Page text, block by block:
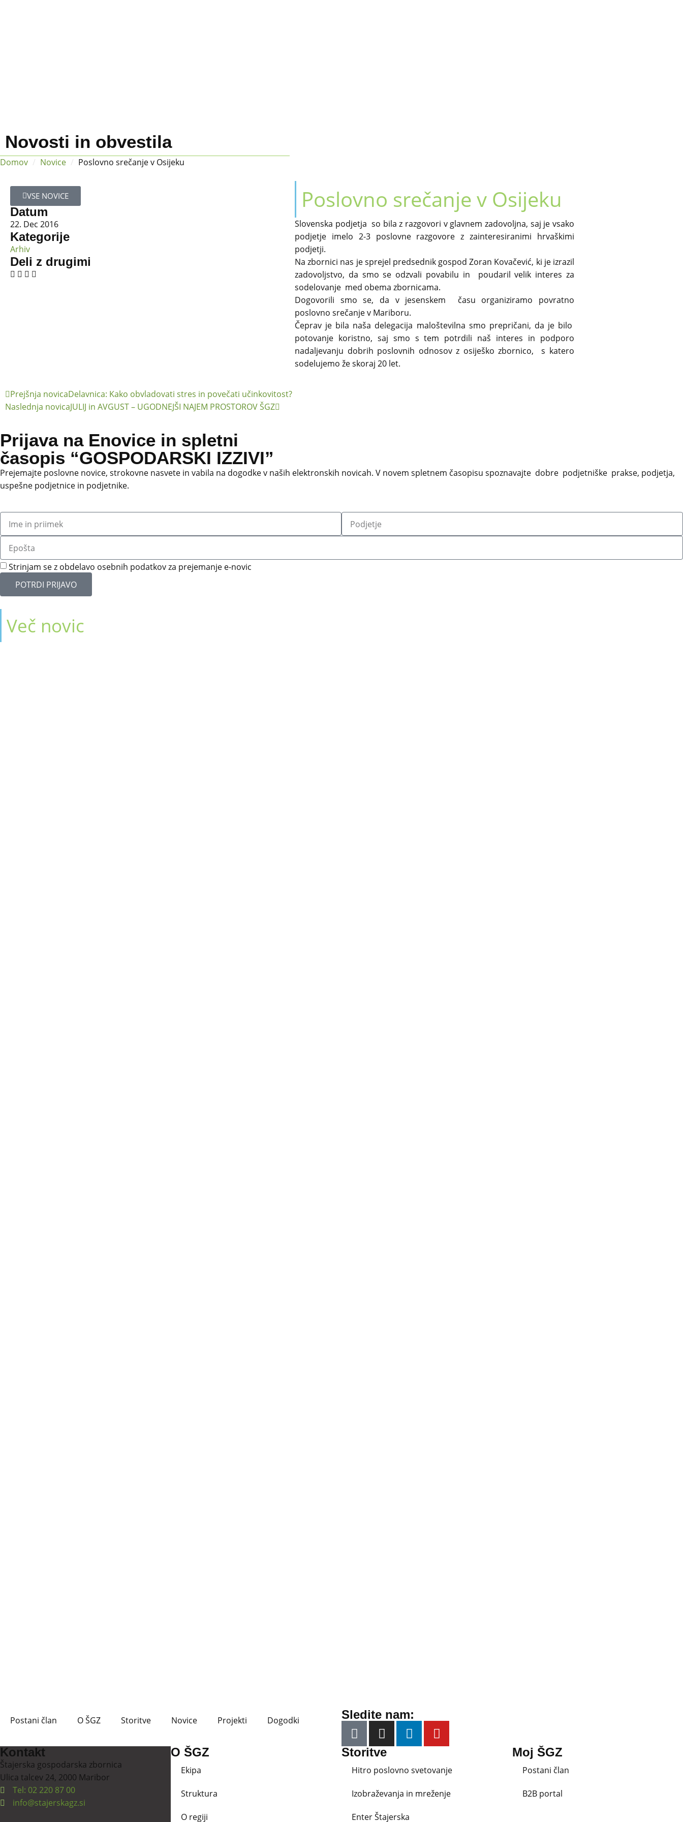
Novosti in obvestila
Domov / Novice / Poslovno srečanje v Osijeku
VSE NOVICE
Datum
22. Dec 2016
Kategorije
Arhiv
Deli z drugimi
Poslovno srečanje v Osijeku
Slovenska podjetja so bila z razgovori v glavnem zadovoljna, saj je vsako
podjetje imelo 2-3 poslovne razgovore z zainteresiranimi hrvaškimi
podjetji.
Na zbornici nas je sprejel predsednik gospod Zoran Kovačević, ki je izrazil
zadovoljstvo, da smo se odzvali povabilu in poudaril velik interes za
sodelovanje med obema zbornicama.
Dogovorili smo se, da v jesenskem času organiziramo povratno
poslovno srečanje v Mariboru.
Čeprav je bila naša delegacija maloštevilna smo prepričani, da je bilo
potovanje koristno, saj smo s tem potrdili naš interes in podporo
nadaljevanju dobrih poslovnih odnosov z osiješko zbornico, s katero
sodelujemo že skoraj 20 let.
Prejšnja novicaDelavnica: Kako obvladovati stres in povečati učinkovitost?
Naslednja novicaJULIJ in AVGUST – UGODNEJŠI NAJEM PROSTOROV ŠGZ
Prijava na Enovice in spletni
časopis “GOSPODARSKI IZZIVI”
Prejemajte poslovne novice, strokovne nasvete in vabila na dogodke v naših elektronskih novicah. V novem spletnem časopisu spoznavajte dobre podjetniške prakse, podjetja,
uspešne podjetnice in podjetnike.
Strinjam se z obdelavo osebnih podatkov za prejemanje e-novic
POTRDI PRIJAVO
Več novic
Postani član O ŠGZ Storitve Novice Projekti Dogodki Sledite nam:
Kontakt
Štajerska gospodarska zbornica
Ulica talcev 24, 2000 Maribor
Tel: 02 220 87 00
info@stajerskagz.si
O ŠGZ
Ekipa
Struktura
O regiji
Storitve
Hitro poslovno svetovanje
Izobraževanja in mreženje
Enter Štajerska
Moj ŠGZ
Postani član
B2B portal